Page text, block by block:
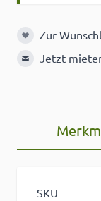
Zur
Zur
Jetzt
SKU